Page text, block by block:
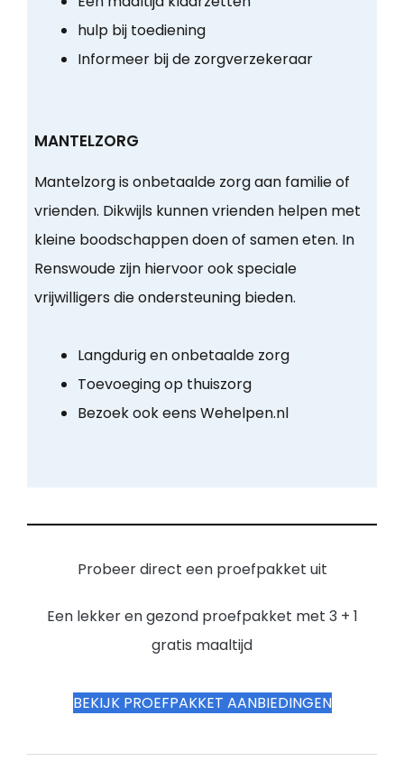
hulp bij toediening
Informeer bij de zorgverzekeraar
MANTELZORG
Mantelzorg is onbetaalde zorg aan familie of
vrienden. Dikwijls kunnen vrienden helpen met
kleine boodschappen doen of samen eten. In
Renswoude zijn hiervoor ook speciale
vrijwilligers die ondersteuning bieden.
Langdurig en onbetaalde zorg
Toevoeging op thuiszorg
Bezoek ook eens Wehelpen.nl
Probeer direct een proefpakket uit
Een lekker en gezond proefpakket met 3 + 1
gratis maaltijd
BEKIJK PROEFPAKKET AANBIEDINGEN